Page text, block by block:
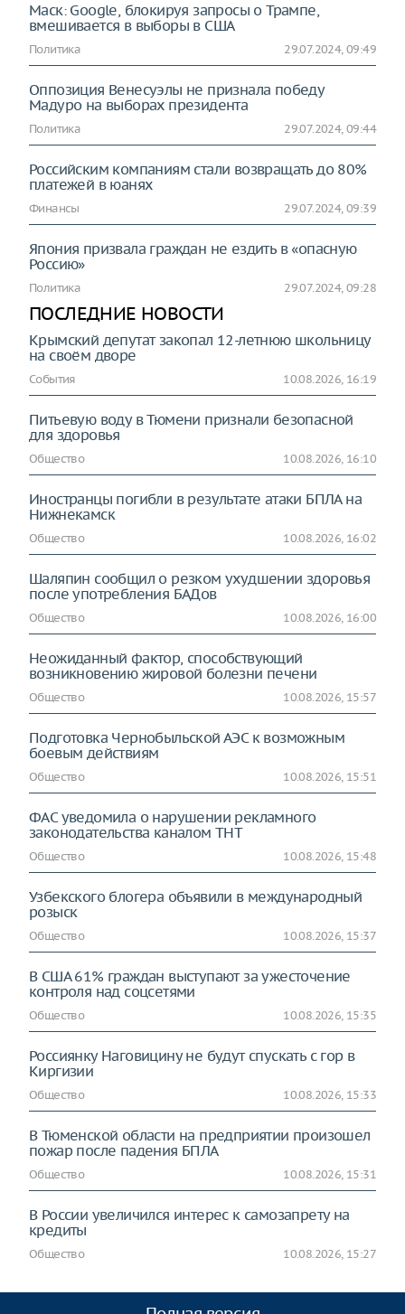
Маск: Google, блокируя запросы о Трампе,
вмешивается в выборы в США
Политика 29.07.2024, 09:49
Оппозиция Венесуэлы не признала победу
Мадуро на выборах президента
Политика 29.07.2024, 09:44
Российским компаниям стали возвращать до 80%
платежей в юанях
Финансы 29.07.2024, 09:39
Япония призвала граждан не ездить в «опасную
Россию»
Политика 29.07.2024, 09:28
ПОСЛЕДНИЕ НОВОСТИ
Крымский депутат закопал 12-летнюю школьницу
на своём дворе
События 10.08.2026, 16:19
Питьевую воду в Тюмени признали безопасной
для здоровья
Общество 10.08.2026, 16:10
Иностранцы погибли в результате атаки БПЛА на
Нижнекамск
Общество 10.08.2026, 16:02
Шаляпин сообщил о резком ухудшении здоровья
после употребления БАДов
Общество 10.08.2026, 16:00
Неожиданный фактор, способствующий
возникновению жировой болезни печени
Общество 10.08.2026, 15:57
Подготовка Чернобыльской АЭС к возможным
боевым действиям
Общество 10.08.2026, 15:51
ФАС уведомила о нарушении рекламного
законодательства каналом ТНТ
Общество 10.08.2026, 15:48
Узбекского блогера объявили в международный
розыск
Общество 10.08.2026, 15:37
В США 61% граждан выступают за ужесточение
контроля над соцсетями
Общество 10.08.2026, 15:35
Россиянку Наговицину не будут спускать с гор в
Киргизии
Общество 10.08.2026, 15:33
В Тюменской области на предприятии произошел
пожар после падения БПЛА
Общество 10.08.2026, 15:31
В России увеличился интерес к самозапрету на
кредиты
Общество 10.08.2026, 15:27